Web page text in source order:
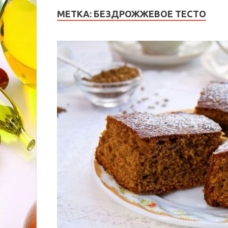
МЕТКА: БЕЗДРОЖЖЕВОЕ ТЕСТО